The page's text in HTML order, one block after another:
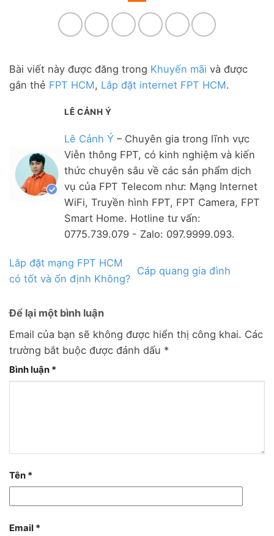
Bài viết này được đăng trong Khuyến mãi và được
gắn thẻ FPT HCM, Lắp đặt internet FPT HCM.
LÊ CẢNH Ý
Lê Cảnh Ý – Chuyên gia trong lĩnh vực
Viễn thông FPT, có kinh nghiệm và kiến
thức chuyên sâu về các sản phẩm dịch
vụ của FPT Telecom như: Mạng Internet
WiFi, Truyền hình FPT, FPT Camera, FPT
Smart Home. Hotline tư vấn:
0775.739.079 - Zalo: 097.9999.093.
Lắp đặt mạng FPT HCM
có tốt và ổn định Không?
Cáp quang gia đình
Để lại một bình luận
Email của bạn sẽ không được hiển thị công khai. Các
trường bắt buộc được đánh dấu *
Bình luận *
Tên *
Email *